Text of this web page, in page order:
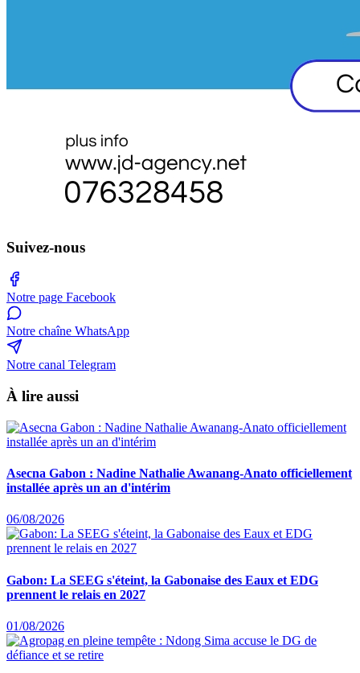
Suivez-nous
Notre page Facebook
Notre chaîne WhatsApp
Notre canal Telegram
À lire aussi
Asecna Gabon : Nadine Nathalie Awanang-Anato officiellement
installée après un an d'intérim
06/08/2026
Gabon: La SEEG s'éteint, la Gabonaise des Eaux et EDG
prennent le relais en 2027
01/08/2026